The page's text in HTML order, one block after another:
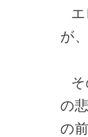
が
の
の